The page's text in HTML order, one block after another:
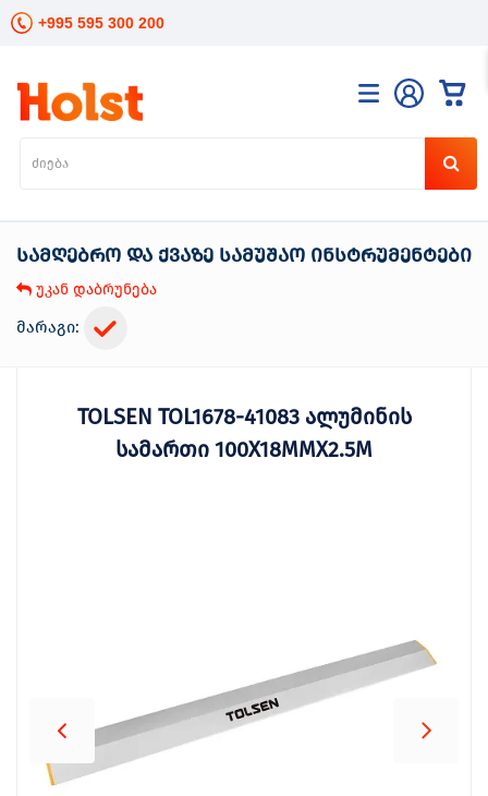
+995 595 300 200
სამღებრო და ქვაზე სამუშაო ინსტრუმენტები
უკან დაბრუნება
მარაგი:
TOLSEN TOL1678-41083 ალუმინის
სამართი 100X18MMX2.5M
კატალოგი
განათება
ინსტრუმენტები
ელექტრო
მოვლა
მცენარეთა
სოც.
ქსელები